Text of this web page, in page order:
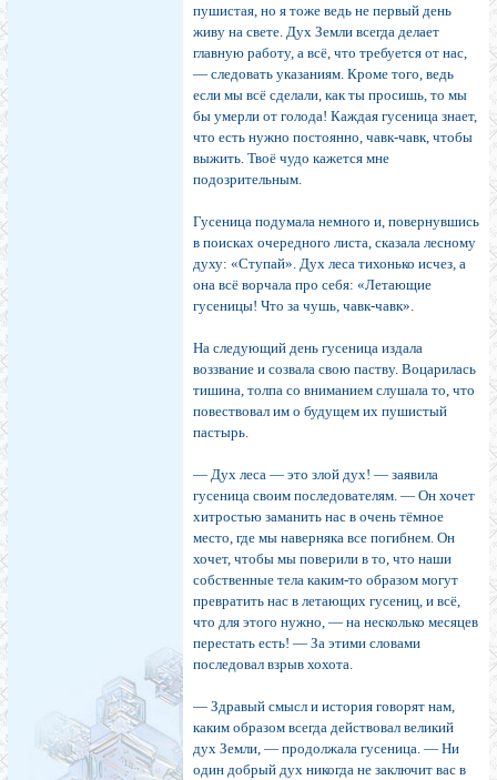
пушистая, но я тоже ведь не первый день
живу на свете. Дух Земли всегда делает
главную работу, а всё, что требуется от нас,
— следовать указаниям. Кроме того, ведь
если мы всё сделали, как ты просишь, то мы
бы умерли от голода! Каждая гусеница знает,
что есть нужно постоянно, чавк-чавк, чтобы
выжить. Твоё чудо кажется мне
подозрительным.
Гусеница подумала немного и, повернувшись
в поисках очередного листа, сказала лесному
духу: «Ступай». Дух леса тихонько исчез, а
она всё ворчала про себя: «Летающие
гусеницы! Что за чушь, чавк-чавк».
На следующий день гусеница издала
воззвание и созвала свою паству. Воцарилась
тишина, толпа со вниманием слушала то, что
повествовал им о будущем их пушистый
пастырь.
— Дух леса — это злой дух! — заявила
гусеница своим последователям. — Он хочет
хитростью заманить нас в очень тёмное
место, где мы наверняка все погибнем. Он
хочет, чтобы мы поверили в то, что наши
собственные тела каким-то образом могут
превратить нас в летающих гусениц, и всё,
что для этого нужно, — на несколько месяцев
перестать есть! — За этими словами
последовал взрыв хохота.
— Здравый смысл и история говорят нам,
каким образом всегда действовал великий
дух Земли, — продолжала гусеница. — Ни
один добрый дух никогда не заключит вас в